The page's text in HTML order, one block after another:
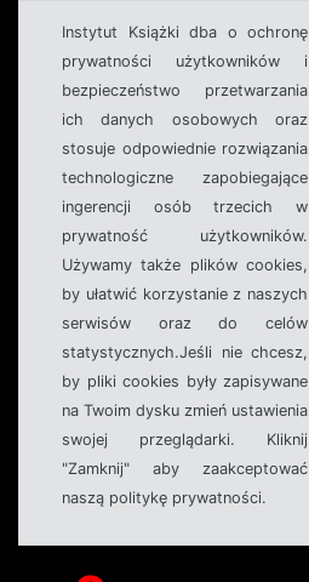
Instytut Książki dba o ochronę
prywatności użytkowników i
bezpieczeństwo przetwarzania
ich danych osobowych oraz
stosuje odpowiednie rozwiązania
technologiczne zapobiegające
ingerencji osób trzecich w
prywatność użytkowników.
Używamy także plików cookies,
by ułatwić korzystanie z naszych
serwisów oraz do celów
statystycznych.Jeśli nie chcesz,
by pliki cookies były zapisywane
na Twoim dysku zmień ustawienia
swojej przeglądarki. Kliknij
"Zamknij" aby zaakceptować
naszą politykę prywatności.